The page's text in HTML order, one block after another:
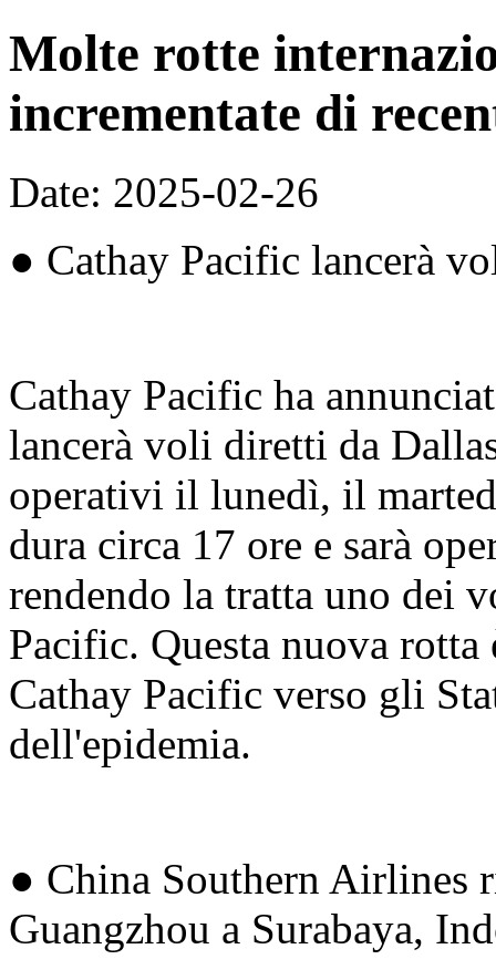
Molte rotte
incrementate di
Date: 2025-02-26
● Cathay Pacific lancerà
Cathay Pacific ha
lancerà voli diretti da
operativi il lunedì, il
dura circa 17 ore e sarà
rendendo la tratta uno dei
Pacific. Questa nuova
Cathay Pacific verso gli
dell'epidemia.
● China Southern Airlines
Guangzhou a Surabaya,